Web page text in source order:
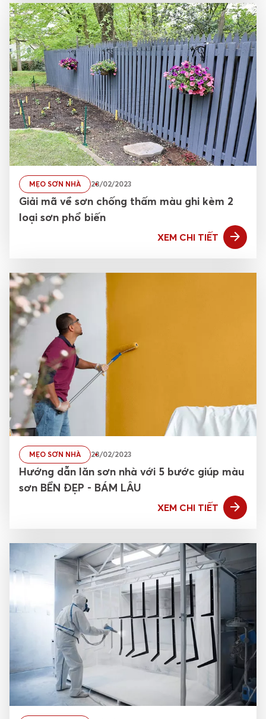
MẸO SƠN NHÀ 28/02/2023
Giải mã về sơn chống thấm màu ghi kèm 2
loại sơn phổ biến
XEM CHI TIẾT
MẸO SƠN NHÀ 28/02/2023
Hướng dẫn lăn sơn nhà với 5 bước giúp màu
sơn BỀN ĐẸP - BÁM LÂU
XEM CHI TIẾT